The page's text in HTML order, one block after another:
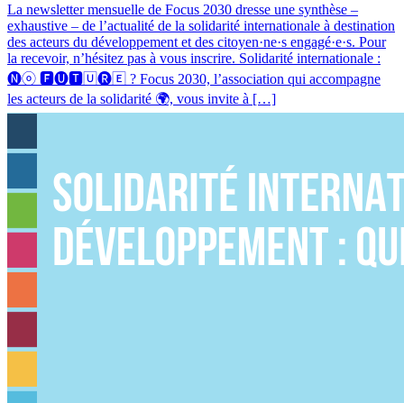
La newsletter mensuelle de Focus 2030 dresse une synthèse –
exhaustive – de l’actualité de la solidarité internationale à destination
des acteurs du développement et des citoyen·ne·s engagé·e·s. Pour
la recevoir, n’hésitez pas à vous inscrire. Solidarité internationale :
🅝ⓞ 🅵🅤🆃🅄🅡🄴 ? Focus 2030, l’association qui accompagne
les acteurs de la solidarité 🌍, vous invite à […]